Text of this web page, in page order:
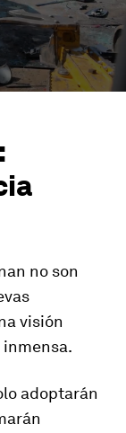
no son
visión
inmensa.
adoptarán